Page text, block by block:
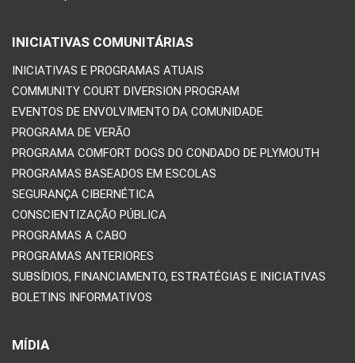
INICIATIVAS COMUNITÁRIAS
INICIATIVAS E PROGRAMAS ATUAIS
COMMUNITY COURT DIVERSION PROGRAM
EVENTOS DE ENVOLVIMENTO DA COMUNIDADE
PROGRAMA DE VERÃO
PROGRAMA COMFORT DOGS DO CONDADO DE PLYMOUTH
PROGRAMAS BASEADOS EM ESCOLAS
SEGURANÇA CIBERNÉTICA
CONSCIENTIZAÇÃO PÚBLICA
PROGRAMAS A CABO
PROGRAMAS ANTERIORES
SUBSÍDIOS, FINANCIAMENTO, ESTRATÉGIAS E INICIATIVAS
BOLETINS INFORMATIVOS
MÍDIA